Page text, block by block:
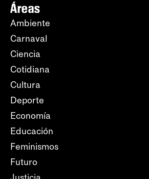
Áreas
Ambiente
Carnaval
Ciencia
Cotidiana
Cultura
Deporte
Economía
Educación
Feminismos
Futuro